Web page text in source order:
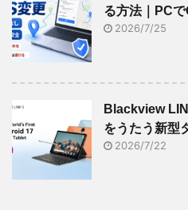
る方法｜PC
2026/7/25
Blackview
をうたう新型
2026/7/22